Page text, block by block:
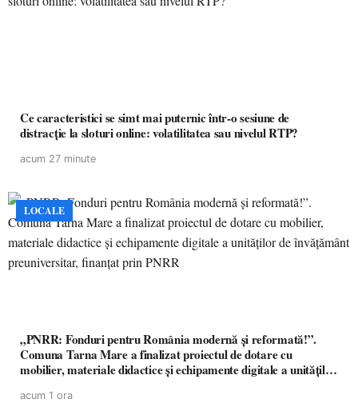
Ce caracteristici se simt mai puternic într-o sesiune de
distracție la sloturi online: volatilitatea sau nivelul RTP?
acum 27 minute
LOCALE
„PNRR: Fonduri pentru România modernă și reformată!”.
Comuna Tarna Mare a finalizat proiectul de dotare cu
mobilier, materiale didactice și echipamente digitale a unităților
acum 1 ora